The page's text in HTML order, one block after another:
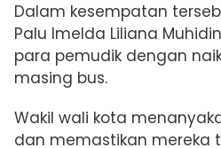
Dalam kesempatan
Palu Imelda Liliana
para pemudik dengan
masing bus.
Wakil wali kota
dan memastikan mereka